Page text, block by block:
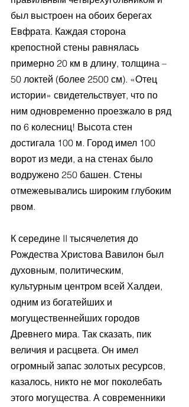
был выстроен на обоих берегах
Евфрата. Каждая сторона
крепостной стены равнялась
примерно 20 км в длину, толщина –
50 локтей (более 2500 см). «Отец
истории» свидетельствует, что по
ним одновременно проезжало в ряд
по 6 колесниц! Высота стен
достигала 100 м. Город имел 100
ворот из меди, а на стенах было
водружено 250 башен. Стены
отмежевывались широким глубоким
рвом.
К середине II тысячелетия до
Рождества Христова Вавилон был
духовным, политическим,
культурным центром всей Халдеи,
одним из богатейших и
могущественнейших городов
Древнего мира. Так сказать, пик
величия и расцвета. Он имел
огромный запас золотых ресурсов,
казалось, никто не мог поколебать
этого могущества. А современники